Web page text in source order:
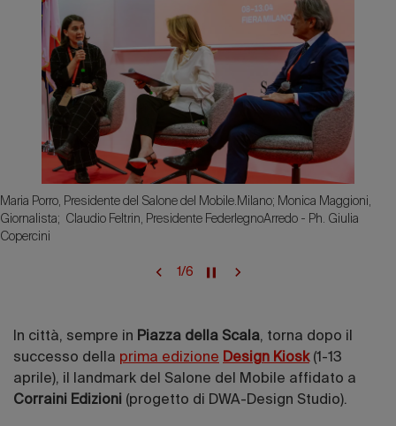
Maria Porro, Presidente del Salone del Mobile.Milano; Monica Maggioni,
Giornalista; Claudio Feltrin, Presidente FederlegnoArredo - Ph. Giulia
Copercini
1/6
In città, sempre in Piazza della Scala, torna dopo il
successo della prima edizione Design Kiosk (1-13
aprile), il landmark del Salone del Mobile affidato a
Corraini Edizioni (progetto di DWA-Design Studio).